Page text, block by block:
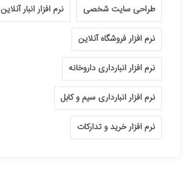
طراحی سایت شخصی نرم افزار انبار آنلاین
نرم افزار فروشگاه آنلاین
نرم افزار انبارداری داروخانه
نرم افزار انبارداری سیم و کابل
نرم افزار خرید و تدارکات